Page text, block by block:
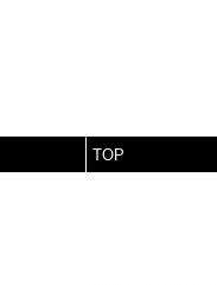
TOP